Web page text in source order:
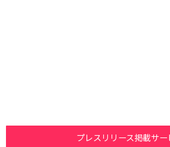
プレスリリース掲載サー